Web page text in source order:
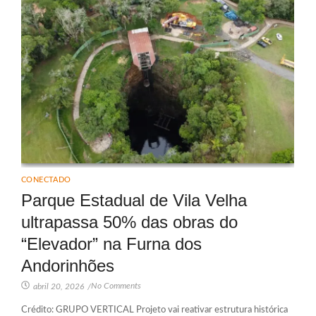
CONECTADO
Parque Estadual de Vila Velha
ultrapassa 50% das obras do
“Elevador” na Furna dos
Andorinhões
abril 20, 2026 /No Comments
Crédito: GRUPO VERTICAL Projeto vai reativar estrutura histórica